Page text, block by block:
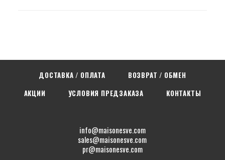
ДОСТАВКА / ОПЛАТА
ВОЗВРАТ / ОБМЕН
АКЦИИ
УСЛОВИЯ ПРЕДЗАКАЗА КОНТАКТЫ
info@maisonesve.com
sales@maisonesve.com
pr@maisonesve.com